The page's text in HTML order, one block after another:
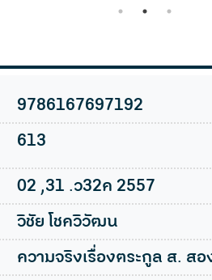
1 2 3
9786167697192
613
02 ,31 .ว32ค 2557
วิชัย โชควิวัฒน
ความจริงเรื่องตระกูล ส. ส